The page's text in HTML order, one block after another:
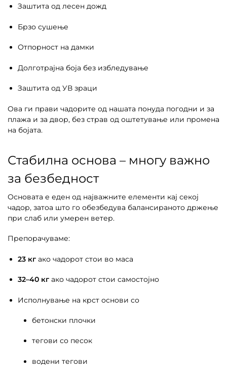
Заштита од лесен дожд
Брзо сушење
Отпорност на дамки
Долготрајна боја без избледување
Заштита од УВ зраци
Ова ги прави чадорите од нашата понуда погодни и за
плажа и за двор, без страв од оштетување или промена
на бојата.
Стабилна основа – многу важно
за безбедност
Основата е еден од најважните елементи кај секој
чадор, затоа што го обезбедува балансираното држење
при слаб или умерен ветер.
Препорачуваме:
23 кг ако чадорот стои во маса
32–40 кг ако чадорот стои самостојно
Исполнување на крст основи со
бетонски плочки
тегови со песок
водени тегови